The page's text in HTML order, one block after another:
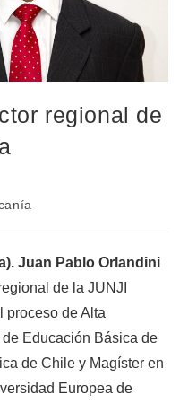
regional de
Juan Pablo Orlandini
de la JUNJI
proceso de Alta
Educación Básica de
de Chile y Magíster en
Europea de